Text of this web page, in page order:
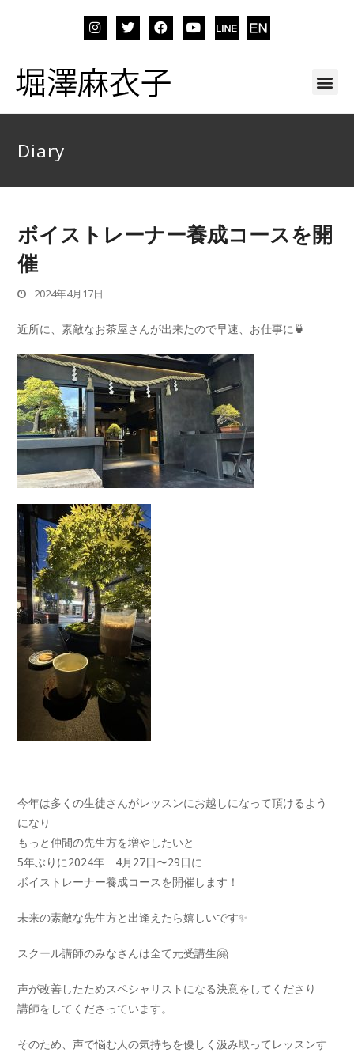
Diary
ボイストレーナー養成コースを開
催
2024年4月17日
近所に、素敵なお茶屋さんが出来たので早速、お仕事に🍵
今年は多くの生徒さんがレッスンにお越しになって頂けるよう
になり
もっと仲間の先生方を増やしたいと
5年ぶりに2024年 4月27日〜29日に
ボイストレーナー養成コースを開催します！
未来の素敵な先生方と出逢えたら嬉しいです✨
スクール講師のみなさんは全て元受講生🤗
声が改善したためスペシャリストになる決意をしてくださり
講師をしてくださっています。
そのため、声で悩む人の気持ちを優しく汲み取ってレッスンす